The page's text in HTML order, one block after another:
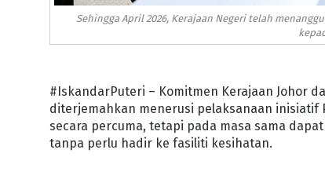
Sehingga April 2026, Kerajaan Negeri telah
#IskandarPuteri – Komitmen Kerajaan Johor
diterjemahkan menerusi pelaksanaan inisiatif
secara percuma, tetapi pada masa sama
tanpa perlu hadir ke fasiliti kesihatan.